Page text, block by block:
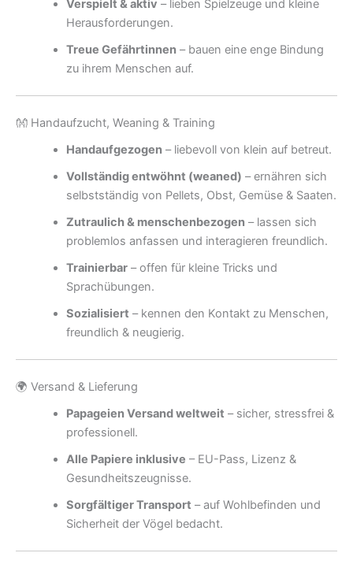
Verspielt & aktiv – lieben Spielzeuge und kleine
Herausforderungen.
Treue Gefährtinnen– bauen eine enge Bindung
zu ihrem Menschen auf.
👐 Handaufzucht, Weaning & Training
Handaufgezogen– liebevoll von klein auf betreut.
Vollständig entwöhnt (weaned) – ernähren sich
selbstständig von Pellets, Obst, Gemüse & Saaten.
Zutraulich & menschenbezogen– lassen sich
problemlos anfassen und interagieren freundlich.
Trainierbar– offen für kleine Tricks und
Sprachübungen.
Sozialisiert – kennen den Kontakt zu Menschen,
freundlich & neugierig.
🌍 Versand & Lieferung
Papageien Versand weltweit – sicher, stressfrei &
professionell.
Alle Papiere inklusive – EU-Pass, Lizenz &
Gesundheitszeugnisse.
Sorgfältiger Transport – auf Wohlbefinden und
Sicherheit der Vögel bedacht.